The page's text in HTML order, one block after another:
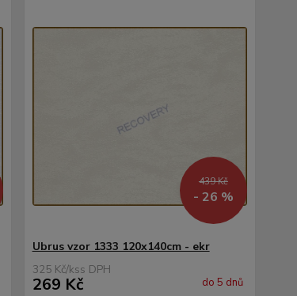
439 Kč
- 26 %
Ubrus vzor 1333 120x140cm - ekr
325 Kč/ks
269 Kč do 5 dnů